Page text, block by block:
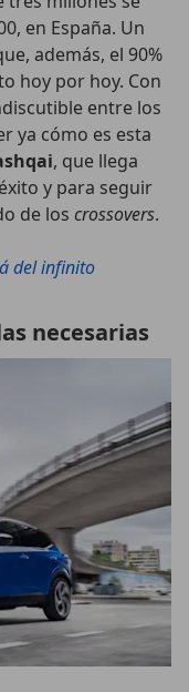
en España. Un
además, el 90%
hoy por hoy. Con
entre los
ya cómo es esta
, que llega
y para seguir
de los crossovers.
del infinito
necesarias